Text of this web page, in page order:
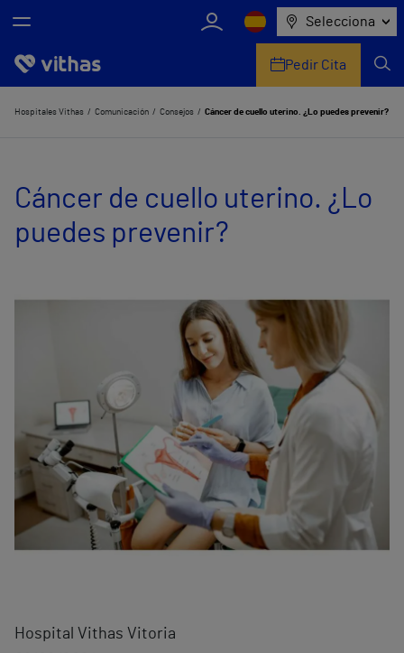
Selecciona
Nosotros
Servicios de salud
Equipo médico y asistencial
Pedir Cita
Hospitales Vithas Comunicación Consejos Cáncer de cuello uterino. ¿Lo puedes prevenir?
Cáncer de cuello uterino. ¿Lo
puedes prevenir?
Hospital Vithas Vitoria